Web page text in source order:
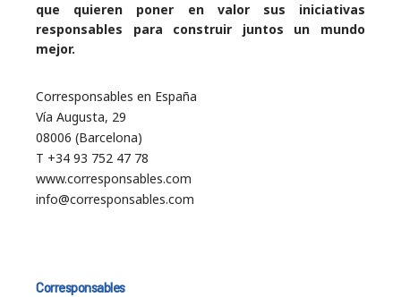
que quieren poner en valor sus iniciativas
responsables para construir juntos un mundo
mejor.
Corresponsables en España
Vía Augusta, 29
08006 (Barcelona)
T +34 93 752 47 78
www.corresponsables.com
info@corresponsables.com
Corresponsables